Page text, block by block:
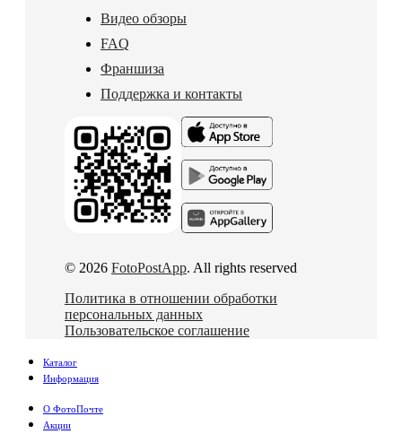
Видео обзоры
FAQ
Франшиза
Поддержка и контакты
© 2026 FotoPostApp. All rights reserved
Политика в отношении обработки
персональных данных
Пользовательское соглашение
Каталог
Информация
О ФотоПочте
Акции